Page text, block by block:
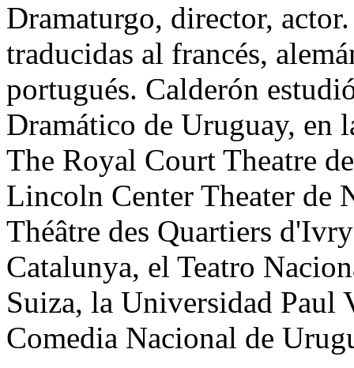
Dramaturgo, director,
traducidas al francés,
portugués. Calderón
Dramático de Uruguay, en
The Royal Court Theatre
Lincoln Center Theater de
Théâtre des Quartiers
Catalunya, el Teatro
Suiza, la Universidad
Comedia Nacional de